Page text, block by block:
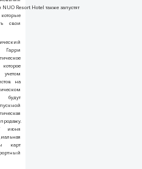
Resort Hotel также запустят
свои
на
будут
июня
карт